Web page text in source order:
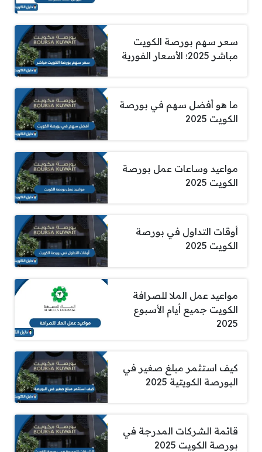
سعر سهم بورصة الكويت
مباشر 2025؛ الأسعار الفورية
ما هو أفضل سهم في بورصة
الكويت 2025
مواعيد وساعات عمل بورصة
الكويت 2025
أوقات التداول في بورصة
الكويت 2025
مواعيد عمل الملا للصرافة
الكويت جميع أيام الأسبوع
2025
كيف استثمر مبلغ صغير في
البورصة الكويتية 2025
قائمة الشركات المدرجة في
بورصة الكويت 2025